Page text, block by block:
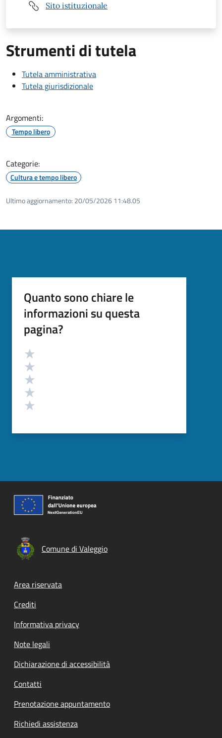
Sito istituzionale
Strumenti di tutela
Tutela amministrativa
Tutela giurisdizionale
Argomenti:
Tempo libero
Categorie:
Cultura e tempo libero
Ultimo aggiornamento: 20/05/2026 11:48.05
Quanto sono chiare le
informazioni su questa
pagina?
Valutazione
Comune di Valeggio
Footer menu
Area riservata
Crediti
Informativa privacy
Note legali
Dichiarazione di accessibilità
Contatti
Prenotazione appuntamento
Richiedi assistenza